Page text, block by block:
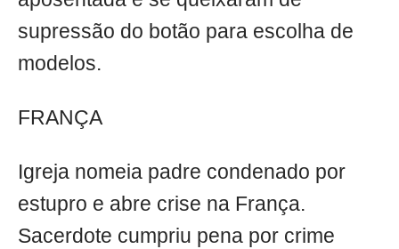
supressão do botão para escolha de
modelos.
FRANÇA
Igreja nomeia padre condenado por
estupro e abre crise na França.
Sacerdote cumpriu pena por crime